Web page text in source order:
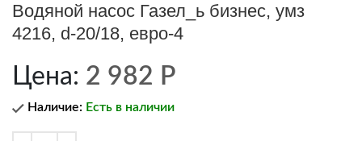
Водяной насос Газел_ь бизнес, умз
4216, d-20/18, евро-4
Цена: 2 982 Р
Наличие: Есть в наличии